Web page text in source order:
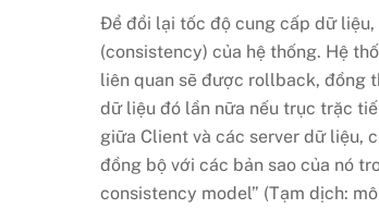
Để đổi lại tốc độ cung cấp dữ
(consistency) của hệ thống. Hệ
liên quan sẽ được rollback, đồng
dữ liệu đó lần nữa nếu trục trặc
giữa Client và các server dữ liệu,
đồng bộ với các bản sao của nó
consistency model” (Tạm dịch: